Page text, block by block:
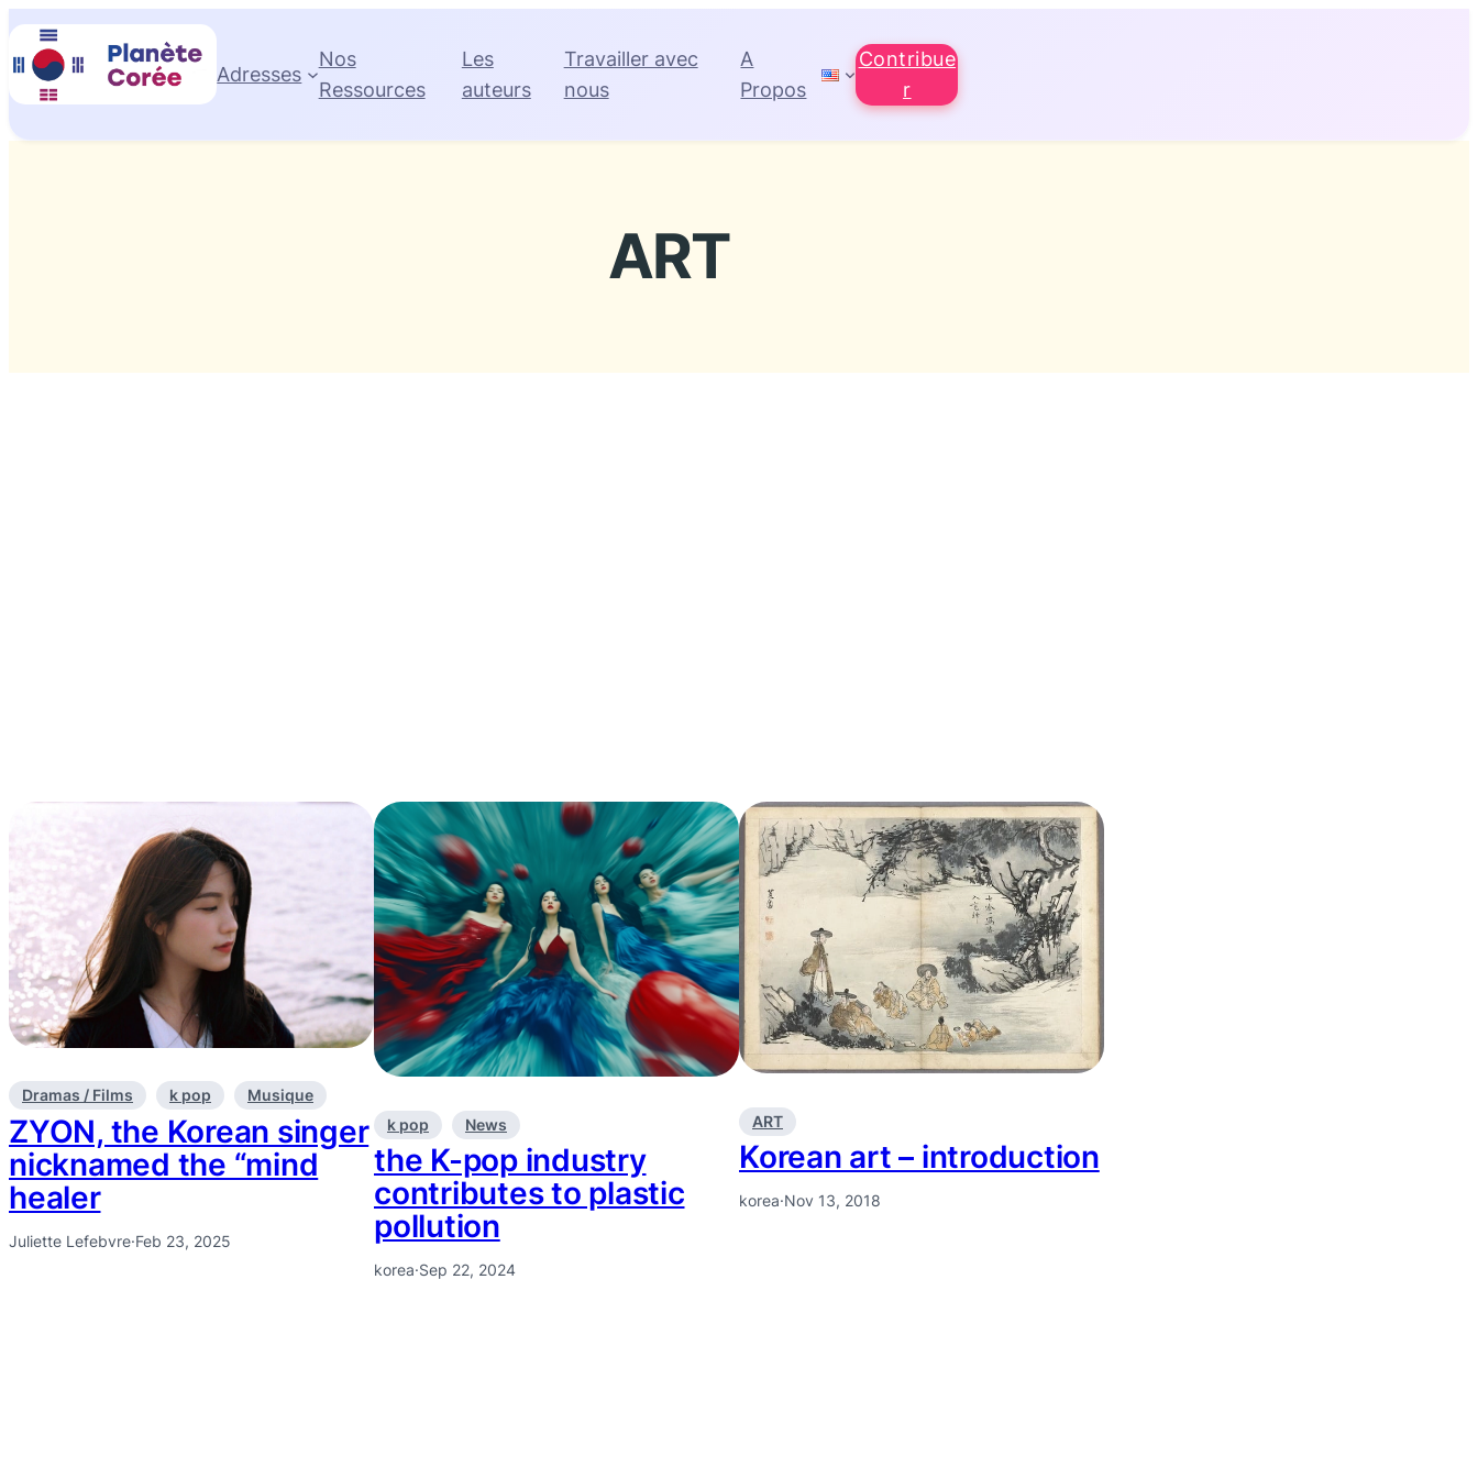
Skip
to
content
Adresses
Nos
Ressources
Les
auteurs
Travailler avec
nous
A
Propos
Contribue
r
ART
Dramas / Films k pop Musique
ZYON, the Korean singer
nicknamed the “mind
healer
Juliette Lefebvre·Feb 23, 2025
k pop News
the K-pop industry
contributes to plastic
pollution
korea·Sep 22, 2024
ART
Korean art – introduction
korea·Nov 13, 2018